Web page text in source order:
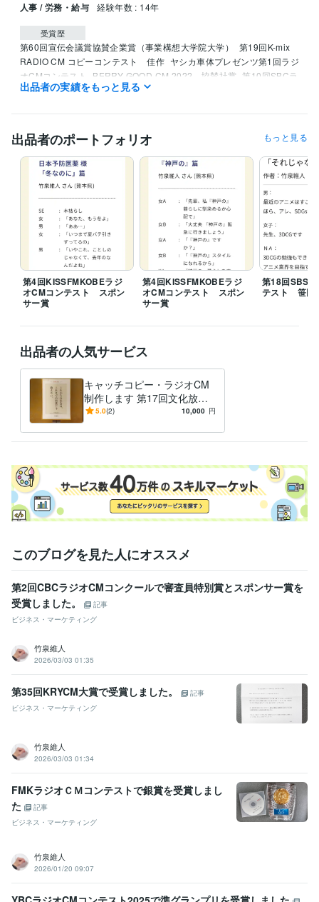
人事 / 労務・給与 経験年数 : 14年
受賞歴
第60回宣伝会議賞協賛企業賞（事業構想大学院大学）
第19回K-mix
RADIO CM コピーコンテスト　佳作 ヤシカ車体プレゼンツ第1回ラジ
オCMコンテスト
BERRY GOOD CM 2022　協賛社賞 第10回SBCラ
ジオCMグランプリ　入選 AFMラジオCMコンテスト2022　スポンサ
ンサー賞
BSNラジオCMグランプリ2021 グランプリ・審査員特別
賞 第15回SBSラジオＣＭコンクール　協賛社賞
想文コンクール　優秀賞
第6回大人の読書感想文コンクール　優秀
賞・特別賞 指宿市キャッチコピー　優秀賞 BERRY GOOD CM　20
23　グランプリ・優秀賞
文化放送　第17回ラジオCMコンテスト
KNBラジオCMコンテスト2024　協賛社賞 第20回K-mix RA
DIO CM コピーコンテスト　佳作
第12回SBCラジオCMグランプリ
入選・協賛社賞
資格・検定
日商簿記検定1級 取得年 : 2017年
得意分野
広告
読書 出版 添削 校正
学歴
熊本大学 2006年3月 ~ 2010年2月
出品者の実績をもっと見る
出品者のポートフォリオ もっと見る
第4回KISSFMKOBEラジ
オCMコンテスト スポン
サー賞
第4回KISSFMKOBEラジ
オCMコンテスト スポン
サー賞
第18回SBS
テスト 笹田
出品者の人気サービス
キャッチコピー・ラジオCM
制作します 第17回文化放送
ラジオCMコンテスト等受賞
5.0(2) 10,000 円
このブログを見た人にオススメ
第2回CBCラジオCMコンクールで審査員特別賞とスポンサー賞を
受賞しました。
記事
ビジネス・マーケティング
竹泉維人
2026/03/03 01:35
第35回KRYCM大賞で受賞しました。
記事
ビジネス・マーケティング
竹泉維人
2026/03/03 01:34
FMKラジオＣＭコンテストで銀賞を受賞しまし
た
記事
ビジネス・マーケティング
竹泉維人
2026/01/20 09:07